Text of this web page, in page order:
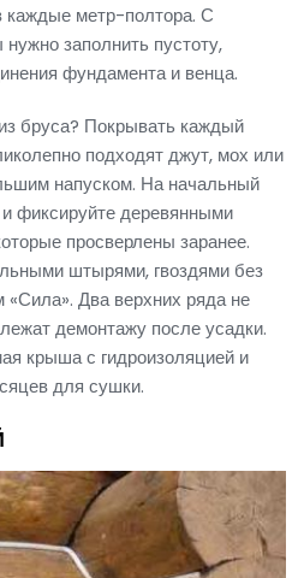
каждые метр-полтора. С
заполнить пустоту,
фундамента и венца.
бруса? Покрывать каждый
подходят джут, мох или
напуском. На начальный
фиксируйте деревянными
просверлены заранее.
штырями, гвоздями без
Два верхних ряда не
демонтажу после усадки.
крыша с гидроизоляцией и
для сушки.